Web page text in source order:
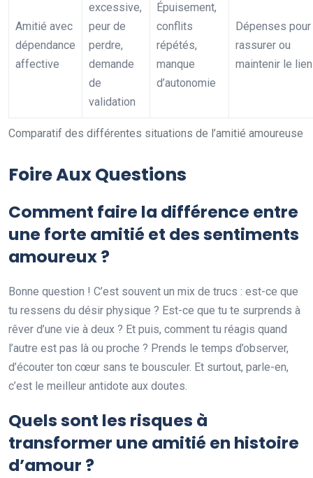
Comparatif des différentes situations de l’amitié amoureuse
Amitié avec
dépendance
affective
excessive,
peur de
perdre,
demande
de
validation
Épuisement,
conflits
répétés,
manque
d’autonomie
Dépenses pour
rassurer ou
maintenir le lien
Foire Aux Questions
Comment faire la différence entre
une forte amitié et des sentiments
amoureux ?
Bonne question ! C’est souvent un mix de trucs : est-ce que
tu ressens du désir physique ? Est-ce que tu te surprends à
rêver d’une vie à deux ? Et puis, comment tu réagis quand
l’autre est pas là ou proche ? Prends le temps d’observer,
d’écouter ton cœur sans te bousculer. Et surtout, parle-en,
c’est le meilleur antidote aux doutes.
Quels sont les risques à
transformer une amitié en histoire
d’amour ?